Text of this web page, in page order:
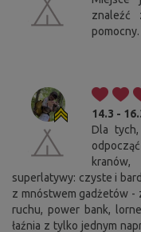
znaleźć
14.3 -
Dla
superlatywy: czyste i
z mnóstwem gadżetów -
ruchu, power bank,
łaźnia z tylko jednym